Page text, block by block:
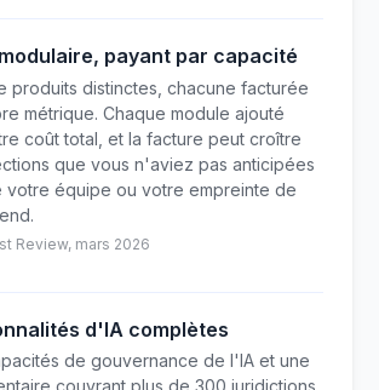
payant par capacité
produits distinctes, chacune facturée
métrique. Chaque module ajouté
coût total, et la facture peut croître
que vous n'aviez pas anticipées
votre équipe ou votre empreinte de
Review, mars 2026
d'IA complètes
de gouvernance de l'IA et une
couvrant plus de 300 juridictions.